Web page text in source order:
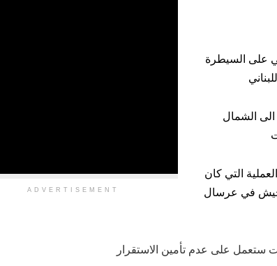
ADVERTISEMENT
على السيطرة
الشمال
التي كان
الجيش في عرسال
ستعمل على عدم تأمين الاستقرار